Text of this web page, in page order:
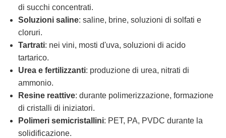
di succhi concentrati.
Soluzioni saline: saline, brine, soluzioni di solfati e
cloruri.
Tartrati: nei vini, mosti d'uva, soluzioni di acido
tartarico.
Urea e fertilizzanti: produzione di urea, nitrati di
ammonio.
Resine reattive: durante polimerizzazione, formazione
di cristalli di iniziatori.
Polimeri semicristallini: PET, PA, PVDC durante la
solidificazione.